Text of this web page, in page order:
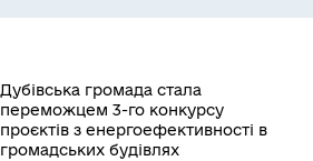
Дубівська громада стала
переможцем 3-го конкурсу
проєктів з енергоефективності в
громадських будівлях